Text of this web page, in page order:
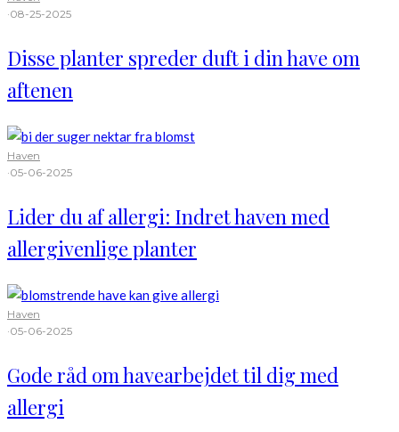
·08-25-2025
Disse planter spreder duft i din have om
aftenen
Haven
·05-06-2025
Lider du af allergi: Indret haven med
allergivenlige planter
Haven
·05-06-2025
Gode råd om havearbejdet til dig med
allergi